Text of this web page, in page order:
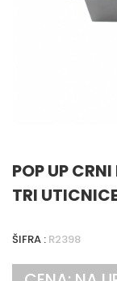
POP UP
TRI
ŠIFRA : R2398